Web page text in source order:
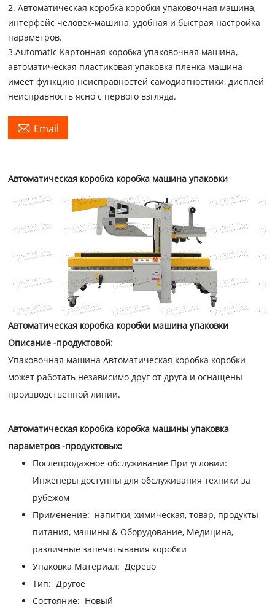
2. Автоматическая коробка коробки упаковочная машина,
интерфейс человек-машина, удобная и быстрая настройка
параметров.
3.Automatic Картонная коробка упаковочная машина,
автоматическая пластиковая упаковка пленка машина
имеет функцию неисправностей самодиагностики, дисплей
неисправность ясно с первого взгляда.
 Email
Автоматическая коробка коробка машина упаковки
Автоматическая коробка коробки машина упаковки
Описание -продуктовой:
Упаковочная машина Автоматическая коробка коробки
может работать независимо друг от друга и оснащены
производственной линии.
Автоматическая коробка коробка машины упаковка
параметров -продуктовых:
Послепродажное обслуживание При условии:
Инженеры доступны для обслуживания техники за
рубежом
Применение: напитки, химическая, товар, продукты
питания, машины & Оборудование, Медицина,
различные запечатывания коробки
Упаковка Материал: Дерево
Тип: Другое
Состояние: Новый